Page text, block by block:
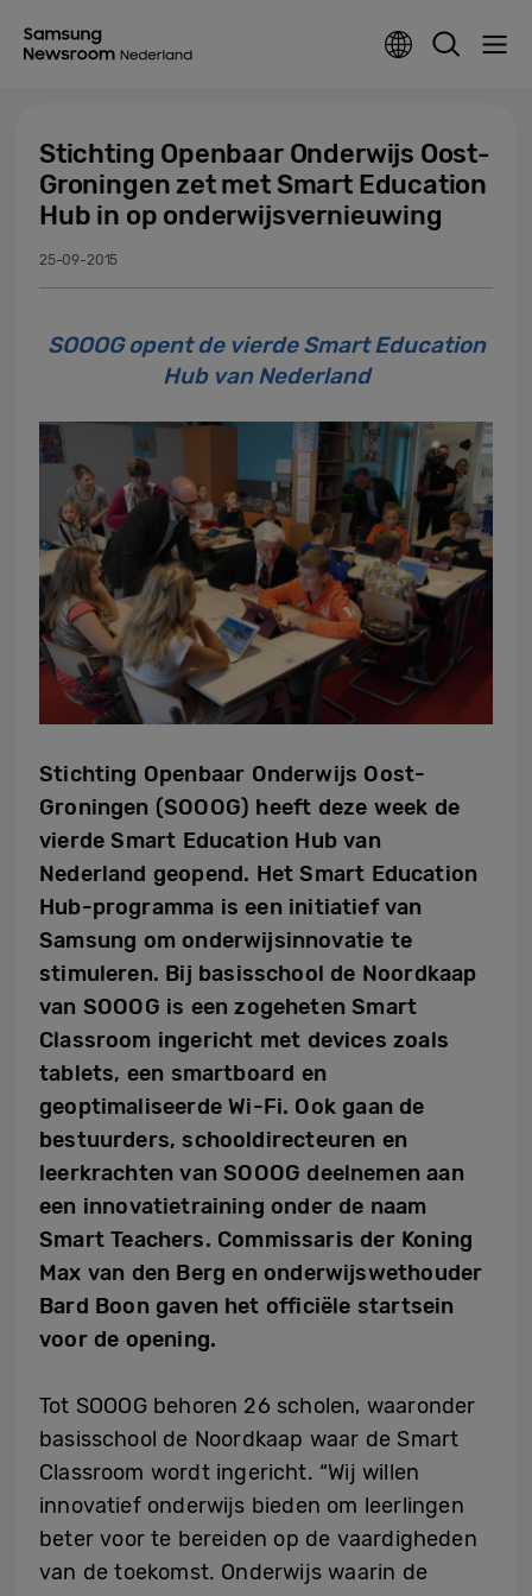
Stichting Openbaar Onderwijs Oost-
Groningen zet met Smart Education
Hub in op onderwijsvernieuwing
25-09-2015
SOOOG opent de vierde Smart Education
Hub van Nederland
Stichting Openbaar Onderwijs Oost-
Groningen (SOOOG) heeft deze week de
vierde Smart Education Hub van
Nederland geopend. Het Smart Education
Hub-programma is een initiatief van
Samsung om onderwijsinnovatie te
stimuleren. Bij basisschool de Noordkaap
van SOOOG is een zogeheten Smart
Classroom ingericht met devices zoals
tablets, een smartboard en
geoptimaliseerde Wi-Fi. Ook gaan de
bestuurders, schooldirecteuren en
leerkrachten van SOOOG deelnemen aan
een innovatietraining onder de naam
Smart Teachers. Commissaris der Koning
Max van den Berg en onderwijswethouder
Bard Boon gaven het officiële startsein
voor de opening.
Tot SOOOG behoren 26 scholen, waaronder
basisschool de Noordkaap waar de Smart
Classroom wordt ingericht. “Wij willen
innovatief onderwijs bieden om leerlingen
beter voor te bereiden op de vaardigheden
van de toekomst. Onderwijs waarin de